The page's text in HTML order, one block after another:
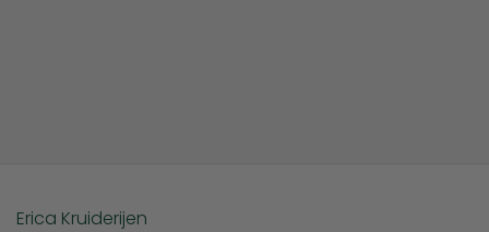
Erica Kruiderijen